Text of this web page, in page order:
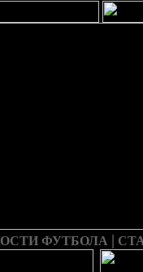
ФУТБОЛА |